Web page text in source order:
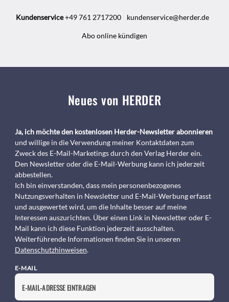
Kundenservice+49 761 2717200 kundenservice@herder.de
Abo online kündigen
Neues von HERDER
Ja, ich möchte den kostenlosen Herder-Newsletter abonnieren
und willige in die Verwendung meiner Kontaktdaten zum
Zweck des E-Mail-Marketings durch den Verlag Herder ein.
Den Newsletter oder die E-Mail-Werbung kann ich jederzeit
abbestellen.
Ich bin einverstanden, dass mein personenbezogenes
Nutzungsverhalten in Newsletter und E-Mail-Werbung erfasst
und ausgewertet wird, um die Inhalte besser auf meine
Interessen auszurichten. Über einen Link in Newsletter oder E-
Mail kann ich diese Funktion jederzeit ausschalten.
Weiterführende Informationen finden Sie in unseren
Datenschutzhinweisen.
E-MAIL